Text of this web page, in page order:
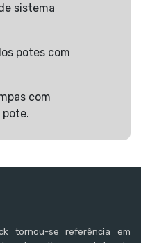
sistema
potes com
com
tornou-se referência em